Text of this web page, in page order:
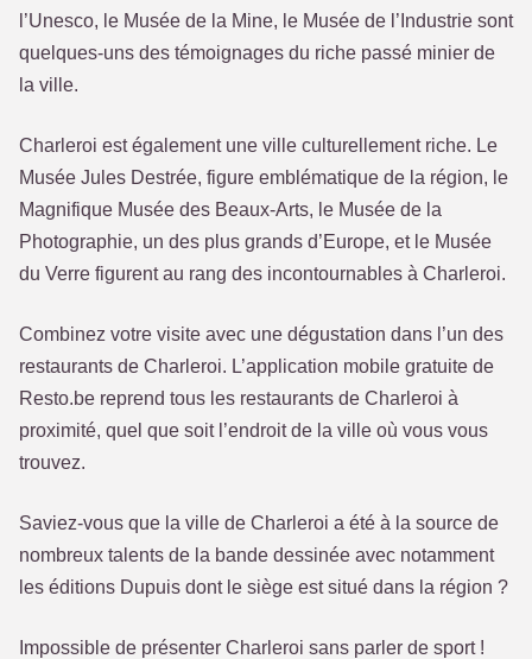
l’Unesco, le Musée de la Mine, le Musée de l’Industrie sont
quelques-uns des témoignages du riche passé minier de
la ville.
Charleroi est également une ville culturellement riche. Le
Musée Jules Destrée, figure emblématique de la région, le
Magnifique Musée des Beaux-Arts, le Musée de la
Photographie, un des plus grands d’Europe, et le Musée
du Verre figurent au rang des incontournables à Charleroi.
Combinez votre visite avec une dégustation dans l’un des
restaurants de Charleroi. L’application mobile gratuite de
Resto.be reprend tous les restaurants de Charleroi à
proximité, quel que soit l’endroit de la ville où vous vous
trouvez.
Saviez-vous que la ville de Charleroi a été à la source de
nombreux talents de la bande dessinée avec notamment
les éditions Dupuis dont le siège est situé dans la région ?
Impossible de présenter Charleroi sans parler de sport !